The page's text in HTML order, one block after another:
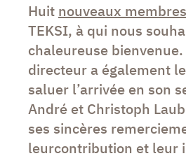
Huit nouveaux membres
TEKSI, à qui nous
chaleureuse
directeur a également
saluer l’arrivée en son
André et Christoph
ses sincères
leurcontribution et leur